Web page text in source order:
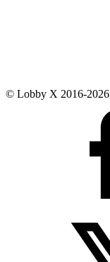
© Lobby X 2016-2026